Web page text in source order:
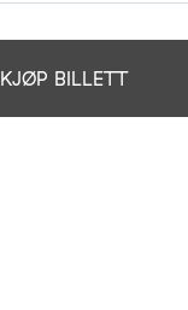
KJØP BILLETT